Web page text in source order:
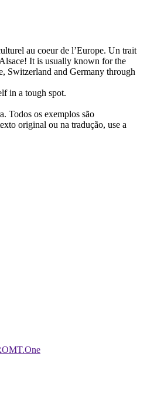
au coeur de l’Europe. Un trait
It is usually known for the
Switzerland and Germany through
in a tough spot.
Todos os exemplos são
original ou na tradução, use a